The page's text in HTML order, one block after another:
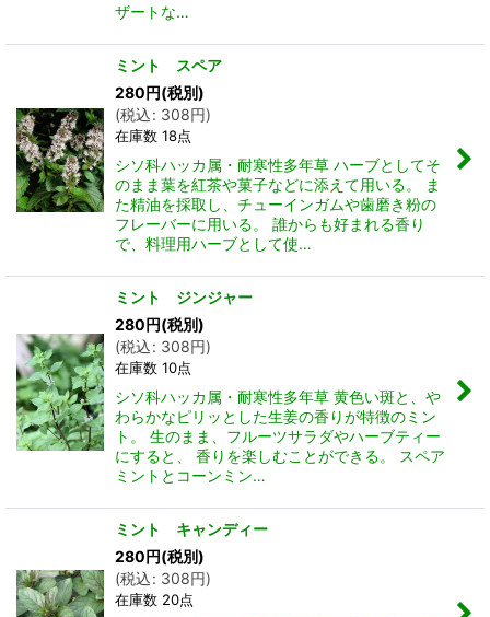
ザートな…
ミント スペア
280円(税別)
(税込: 308円)
在庫数 18点
シソ科ハッカ属・耐寒性多年草 ハーブとしてそ
のまま葉を紅茶や菓子などに添えて用いる。 ま
た精油を採取し、チューインガムや歯磨き粉の
フレーバーに用いる。 誰からも好まれる香り
で、料理用ハーブとして使…
ミント ジンジャー
280円(税別)
(税込: 308円)
在庫数 10点
シソ科ハッカ属・耐寒性多年草 黄色い斑と、や
わらかなピリッとした生姜の香りが特徴のミン
ト。 生のまま、フルーツサラダやハーブティー
にすると、 香りを楽しむことができる。 スペア
ミントとコーンミン…
ミント キャンディー
280円(税別)
(税込: 308円)
在庫数 20点